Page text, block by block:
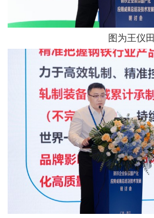
图为王仪田